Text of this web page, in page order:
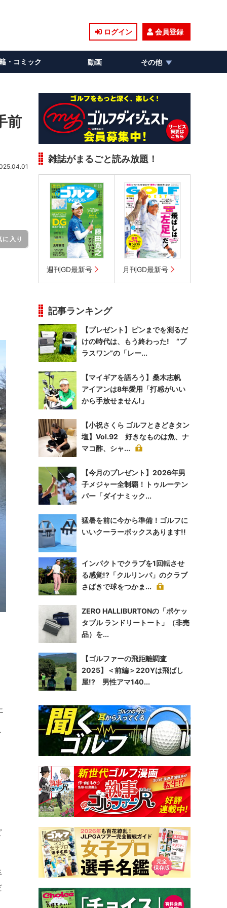
ログイン 会員登録
・コミック 動画 その他
前
に入り
雑誌がまるごと読み放題！
週刊GD最新号 月刊GD最新号
記事ランキング
【プレゼント】ピンまでを測るだ
けの時代は、もう終わった! “プ
ラスワン”の「レー...
【マイギアを語ろう】桑木志帆
アイアンは8年愛用「打感がいい
から手放せません!」
【小祝さくら ゴルフときどきタン
塩】Vol.92 好きなものは魚、ナ
マコ酢、シャ...
【今月のプレゼント】2026年男
子メジャー全制覇！トゥルーテン
パー「ダイナミック...
猛暑を前に今から準備！ゴルフに
いいクーラーボックスあります!!
インパクトでクラブを1回転させ
る感覚!?「クルリンパ」のクラブ
さばきで球をつかま...
ZERO HALLIBURTONの「ポケッ
タブル ランドリートート」（非売
品）を...
【ゴルファーの飛距離調査
2025】＜前編＞220Yは飛ばし
屋!? 男性アマ140...